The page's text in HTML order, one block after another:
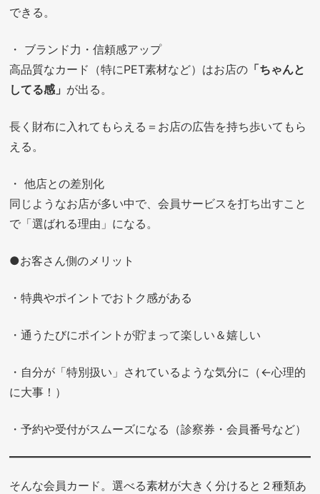
できる。
・ ブランド力・信頼感アップ
高品質なカード（特にPET素材など）はお店の 「ちゃんと
してる感」 が出る。
長く財布に入れてもらえる＝お店の広告を持ち歩いてもら
える。
・ 他店との差別化
同じようなお店が多い中で、会員サービスを打ち出すこと
で「選ばれる理由」になる。
●お客さん側のメリット
・特典やポイントでおトク感がある
・通うたびにポイントが貯まって楽しい＆嬉しい
・自分が「特別扱い」されているような気分に（←心理的
に大事！）
・予約や受付がスムーズになる（診察券・会員番号など）
そんな会員カード。選べる素材が大きく分けると２種類あ